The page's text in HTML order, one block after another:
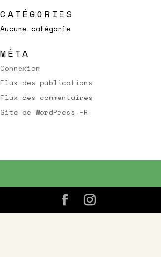
CATÉGORIES
Aucune catégorie
MÉTA
Connexion
Flux des publications
Flux des commentaires
Site de WordPress-FR